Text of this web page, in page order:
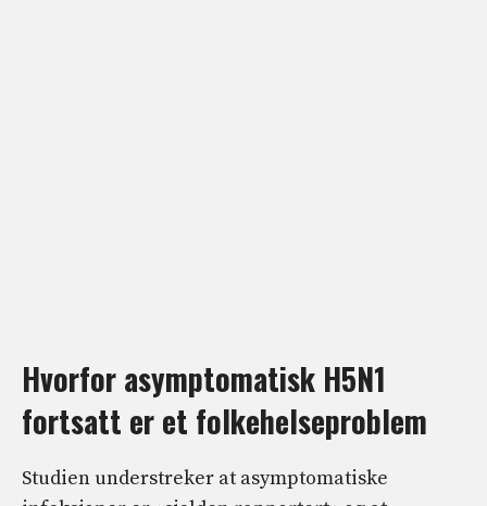
Hvorfor asymptomatisk H5N1
fortsatt er et folkehelseproblem
Studien understreker at asymptomatiske